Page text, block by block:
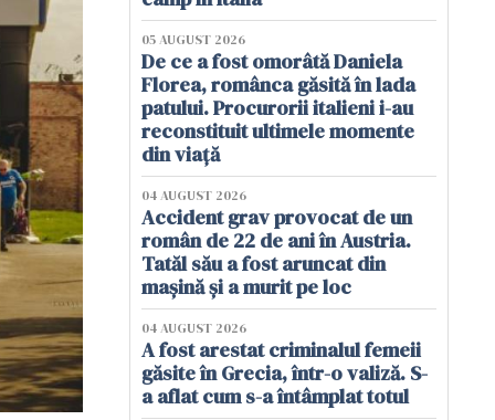
05 AUGUST 2026
De ce a fost omorâtă Daniela
Florea, românca găsită în lada
patului. Procurorii italieni i-au
reconstituit ultimele momente
din viață
04 AUGUST 2026
Accident grav provocat de un
român de 22 de ani în Austria.
Tatăl său a fost aruncat din
mașină și a murit pe loc
04 AUGUST 2026
A fost arestat criminalul femeii
găsite în Grecia, într-o valiză. S-
a aflat cum s-a întâmplat totul